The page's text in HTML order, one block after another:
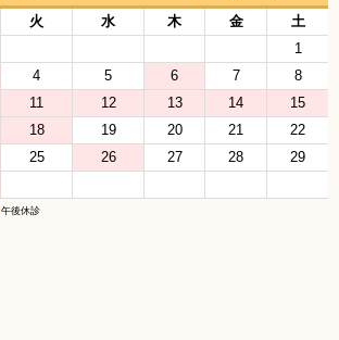
火 水 木 金
土
1
4 5 6 7
8
11 12 13 14
15
18 19 20 21
22
25 26 27 28
29
午後休診